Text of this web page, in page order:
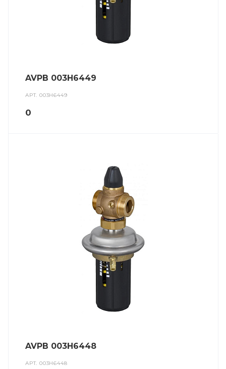
AVPB 003H6449
АРТ.003H6449
0
AVPB 003H6448
АРТ.003H6448